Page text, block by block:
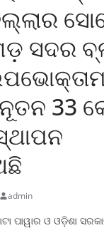
ସଦର
33
admin
ପାୱାର ଓ ଓଡ଼ିଶା